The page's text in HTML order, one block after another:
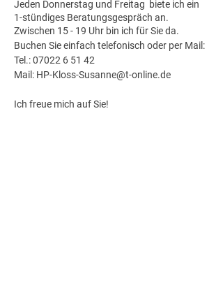
Jeden Donnerstag und Freitag biete ich ein
1-stündiges Beratungsgespräch an.
Zwischen 15 - 19 Uhr bin ich für Sie da.
Buchen Sie einfach telefonisch oder per Mail:
Tel.: 07022 6 51 42
Mail: HP-Kloss-Susanne@t-online.de
Ich freue mich auf Sie!